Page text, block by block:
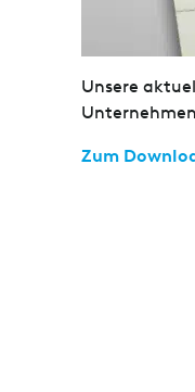
Unsere
Unternehmen
Zum